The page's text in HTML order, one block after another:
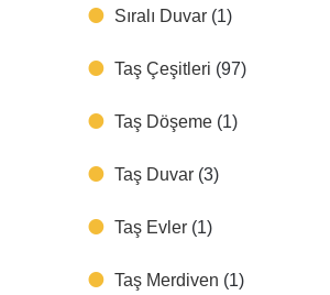
Sıralı Duvar (1)
Taş Çeşitleri (97)
Taş Döşeme (1)
Taş Duvar (3)
Taş Evler (1)
Taş Merdiven (1)